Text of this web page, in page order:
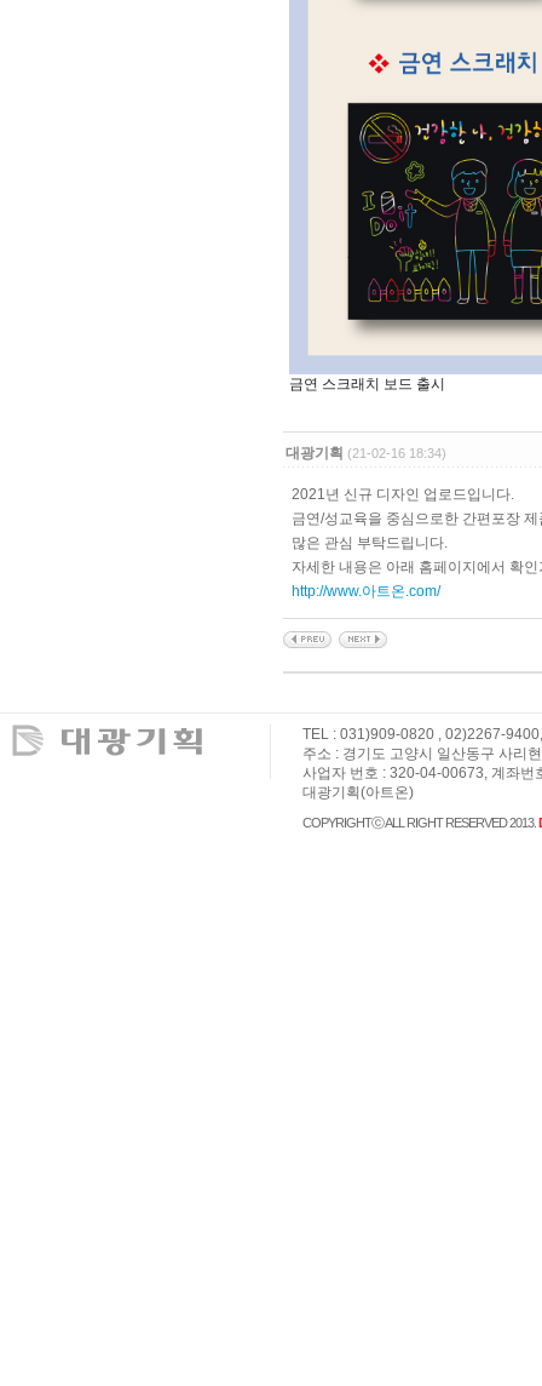
금연 스크래치 보드 출시
대광기획 (21-02-16 18:34)
2021년 신규 디자인 업로드입니다.
금연/성교육을 중심으로한 간편포장
많은 관심 부탁드립니다.
자세한 내용은 아래 홈페이지에서 확
http://www.아트온.com/
TEL : 031)909-0820 , 02)2267-
주소 : 경기도 고양시 일산동구 사리
사업자 번호 : 320-04-00673, 계좌
대광기획(아트온)
COPYRIGHTⓒ ALL RIGHT RESERVED 2013.